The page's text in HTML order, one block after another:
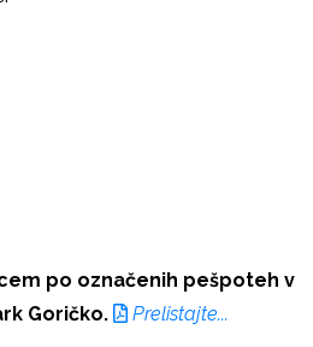
po označenih pešpoteh v
Goričko.
Prelistajte...